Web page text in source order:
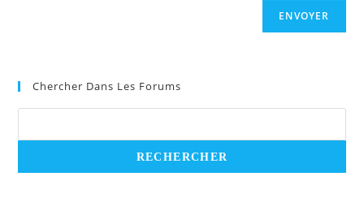
ENVOYER
Chercher Dans Les Forums